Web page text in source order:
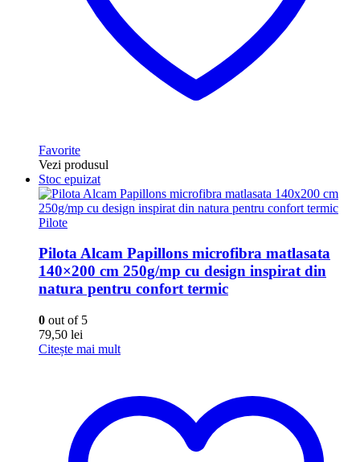
Favorite
Vezi produsul
Stoc epuizat
Pilote
Pilota Alcam Papillons microfibra matlasata
140×200 cm 250g/mp cu design inspirat din
natura pentru confort termic
0 out of 5
79,50 lei
Citește mai mult